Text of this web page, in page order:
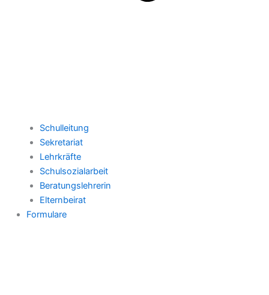
Schulleitung
Sekretariat
Lehrkräfte
Schulsozialarbeit
Beratungslehrerin
Elternbeirat
Formulare